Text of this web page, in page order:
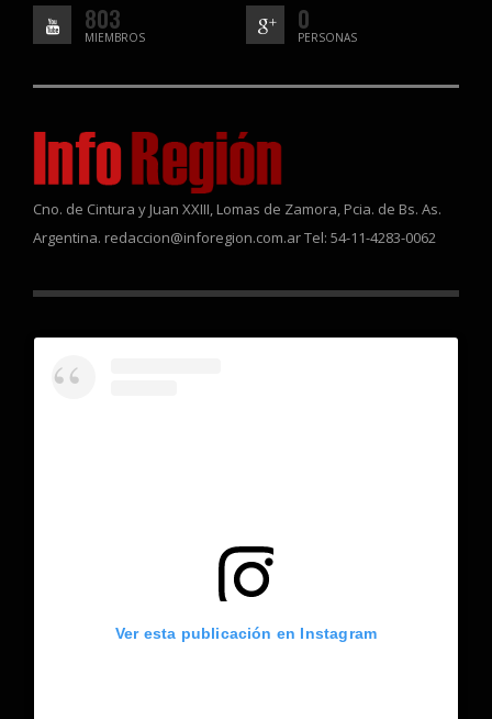
803
MIEMBROS
0
PERSONAS
Cno. de Cintura y Juan XXIII, Lomas de Zamora, Pcia. de Bs. As.
Argentina. redaccion@inforegion.com.ar Tel: 54-11-4283-0062
Ver esta publicación en Instagram